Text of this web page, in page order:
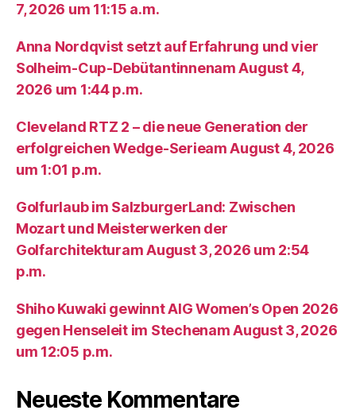
7, 2026 um 11:15 a.m.
Anna Nordqvist setzt auf Erfahrung und vier
Solheim-Cup-Debütantinnenam August 4,
2026 um 1:44 p.m.
Cleveland RTZ 2 – die neue Generation der
erfolgreichen Wedge-Serieam August 4, 2026
um 1:01 p.m.
Golfurlaub im SalzburgerLand: Zwischen
Mozart und Meisterwerken der
Golfarchitekturam August 3, 2026 um 2:54
p.m.
Shiho Kuwaki gewinnt AIG Women’s Open 2026
gegen Henseleit im Stechenam August 3, 2026
um 12:05 p.m.
Neueste Kommentare